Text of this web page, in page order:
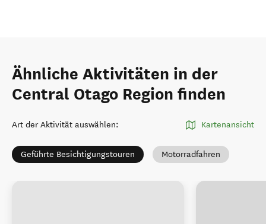
Ähnliche Aktivitäten in der
Central Otago Region finden
Art der Aktivität auswählen: Kartenansicht
Geführte Besichtigungstouren Motorradfahren